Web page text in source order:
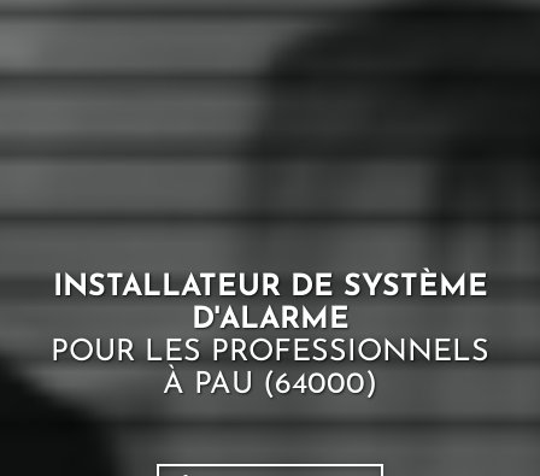
INSTALLATEUR DE SYSTÈME
D'ALARME
POUR LES PROFESSIONNELS
À PAU (64000)